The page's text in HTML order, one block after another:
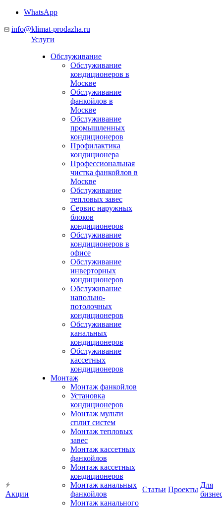
WhatsApp
info@klimat-prodazha.ru
Акции
Услуги
Обслуживание
Обслуживание
кондиционеров в
Москве
Обслуживание
фанкойлов в
Москве
Обслуживание
промышленных
кондиционеров
Профилактика
кондиционера
Профессиональная
чистка фанкойлов в
Москве
Обслуживание
тепловых завес
Сервис наружных
блоков
кондиционеров
Обслуживание
кондиционеров в
офисе
Обслуживание
инверторных
кондиционеров
Обслуживание
напольно-
потолочных
кондиционеров
Обслуживание
канальных
кондиционеров
Обслуживание
кассетных
кондиционеров
Монтаж
Монтаж фанкойлов
Установка
кондиционеров
Монтаж мульти
сплит систем
Монтаж тепловых
завес
Монтаж кассетных
фанкойлов
Монтаж кассетных
кондиционеров
Монтаж канальных
фанкойлов
Монтаж канального
Статьи Проекты
Для